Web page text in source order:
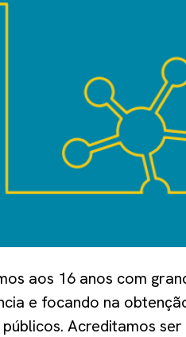
aos 16 anos com
e focando na
públicos. Acreditamos